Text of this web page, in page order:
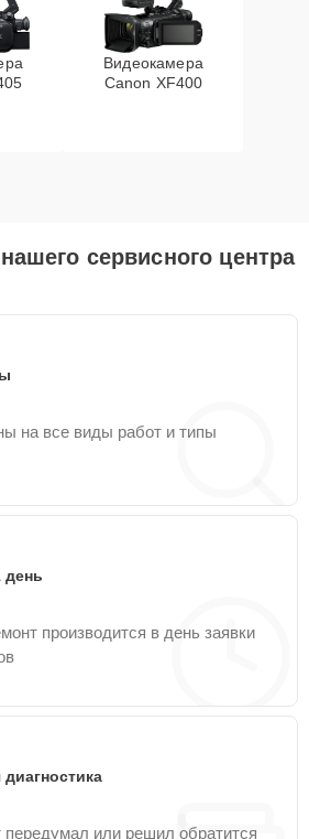
Видеокамера
Canon XF400
сервисного центра
на все виды работ и типы
день
производится в день заявки
диагностика
передумал или решил обратится